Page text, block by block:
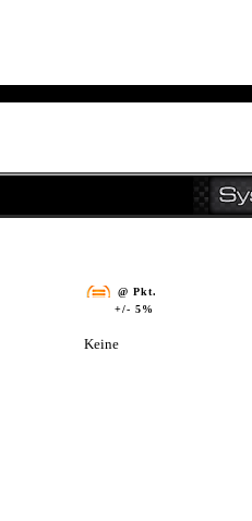
@ Pkt.
+/- 5%
Keine